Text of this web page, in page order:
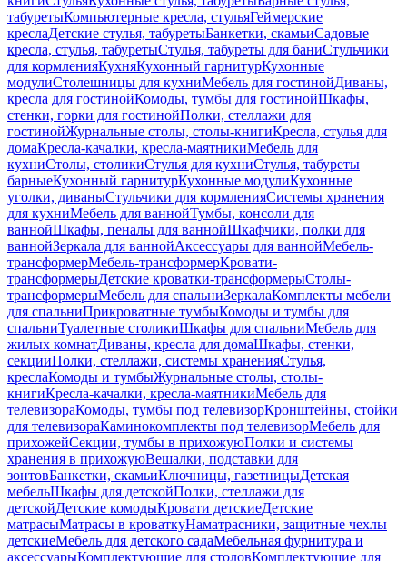
табуретыКомпьютерные кресла, стульяГеймерские
креслаДетские стулья, табуретыБанкетки, скамьиСадовые
кресла, стулья, табуретыСтулья, табуреты для баниСтульчики
для кормленияКухняКухонный гарнитурКухонные
модулиСтолешницы для кухниМебель для гостинойДиваны,
кресла для гостинойКомоды, тумбы для гостинойШкафы,
стенки, горки для гостинойПолки, стеллажи для
гостинойЖурнальные столы, столы-книгиКресла, стулья для
домаКресла-качалки, кресла-маятникиМебель для
кухниСтолы, столикиСтулья для кухниСтулья, табуреты
барныеКухонный гарнитурКухонные модулиКухонные
уголки, диваныСтульчики для кормленияСистемы хранения
для кухниМебель для ваннойТумбы, консоли для
ваннойШкафы, пеналы для ваннойШкафчики, полки для
ваннойЗеркала для ваннойАксессуары для ваннойМебель-
трансформерМебель-трансформерКровати-
трансформерыДетские кроватки-трансформерыСтолы-
трансформерыМебель для спальниЗеркалаКомплекты мебели
для спальниПрикроватные тумбыКомоды и тумбы для
спальниТуалетные столикиШкафы для спальниМебель для
жилых комнатДиваны, кресла для домаШкафы, стенки,
секцииПолки, стеллажи, системы храненияСтулья,
креслаКомоды и тумбыЖурнальные столы, столы-
книгиКресла-качалки, кресла-маятникиМебель для
телевизораКомоды, тумбы под телевизорКронштейны, стойки
для телевизораКаминокомплекты под телевизорМебель для
прихожейСекции, тумбы в прихожуюПолки и системы
хранения в прихожуюВешалки, подставки для
зонтовБанкетки, скамьиКлючницы, газетницыДетская
мебельШкафы для детскойПолки, стеллажи для
детскойДетские комодыКровати детскиеДетские
матрасыМатрасы в кроваткуНаматрасники, защитные чехлы
детскиеМебель для детского садаМебельная фурнитура и
аксессуарыКомплектующие для столовКомплектующие для